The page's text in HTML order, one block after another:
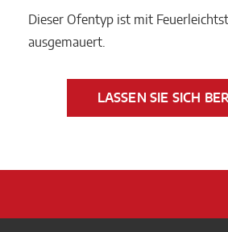
Dieser Ofentyp ist mit
ausgemauert.
LASSEN SIE SICH